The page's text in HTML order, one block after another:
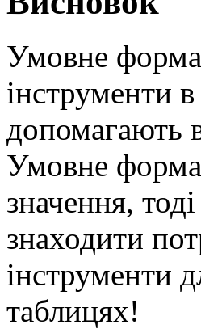
Умовне
інструменти
допомагають
Умовне
значення,
знаходити
інструменти
таблицях!